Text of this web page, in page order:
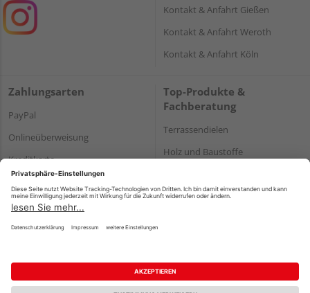
Kontakt & Anfahrt Gießen
Kontakt & Anfahrt Weroth
Kontakt & Anfahrt Köln
Zahlungsarten
PayPal
Onlineüberweisung
Kreditkarte
Rechnung*
*Bonität vorausgesetzt
Top-Produkte &
Fachberatung
Terrassendielen
Holz und Baustoffe
Impressum Datenschutz AGB
Barrierefreiheitserklärung
Vertrag widerrufen